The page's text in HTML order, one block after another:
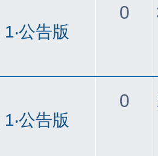
1‧公告版
0回
1‧公告版
0回